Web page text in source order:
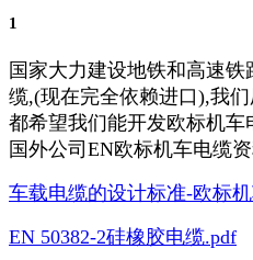
1
国家大力建设地铁和高速
缆,(现在完全依赖进口),我
都希望我们能开发欧标机
国外公司EN欧标机车电缆
车载电缆的设计标准-欧标
EN 50382-2硅橡胶电缆.pdf